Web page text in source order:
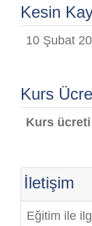
Kesin
10 Şubat
Kurs
Kurs ücreti
İletişim
Eğitim ile